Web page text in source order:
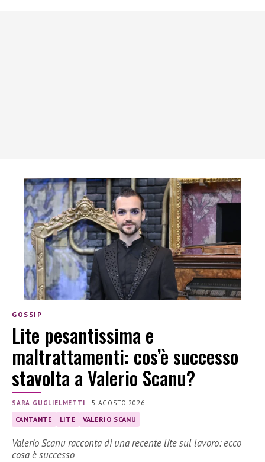
GOSSIP
Lite pesantissima e
maltrattamenti: cos’è successo
stavolta a Valerio Scanu?
SARA GUGLIELMETTI | 5 AGOSTO 2026
CANTANTE LITE VALERIO SCANU
Valerio Scanu racconta di una recente lite sul lavoro: ecco
cosa è successo